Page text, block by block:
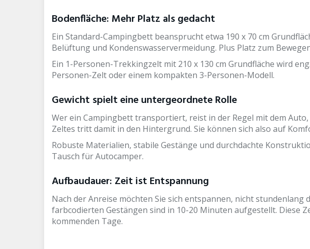
Bodenfläche: Mehr Platz als gedacht
Ein Standard-Campingbett beansprucht etwa 190 x 70 cm
Belüftung und Kondenswasservermeidung. Plus Platz zum
Ein 1-Personen-Trekkingzelt mit 210 x 130 cm Grundfläche wird
Personen-Zelt oder einem kompakten 3-Personen-Modell.
Gewicht spielt eine untergeordnete Rolle
Wer ein Campingbett transportiert, reist in der Regel mit dem
Zeltes tritt damit in den Hintergrund. Sie können sich also auf
Robuste Materialien, stabile Gestänge und durchdachte
Tausch für Autocamper.
Aufbaudauer: Zeit ist Entspannung
Nach der Anreise möchten Sie sich entspannen, nicht
farbcodierten Gestängen sind in 10-20 Minuten aufgestellt. Diese
kommenden Tage.